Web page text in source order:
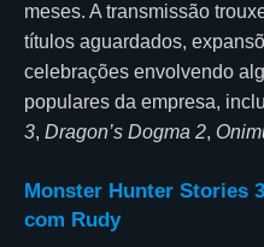
meses. A transmissão
títulos aguardados,
celebrações envolvendo
populares da empresa,
3, Dragon’s Dogma 2,
Monster Hunter Stories
com Rudy